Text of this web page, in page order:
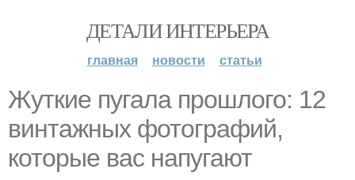
ДЕТАЛИ ИНТЕРЬЕРА
главная новости статьи
Жуткие пугала прошлого: 12
винтажных фотографий,
которые вас напугают